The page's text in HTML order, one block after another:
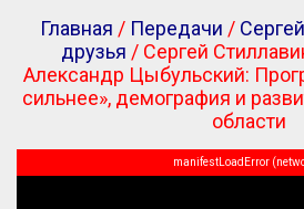
Главная / Передачи /
друзья / Сергей
Александр Цыбульский:
сильнее», демография и
области
manifestLoadError